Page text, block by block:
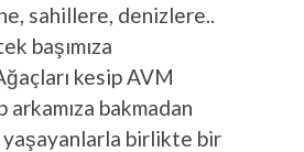
sahillere, denizlere..
başımıza
kesip AVM
bakmadan
birlikte bir